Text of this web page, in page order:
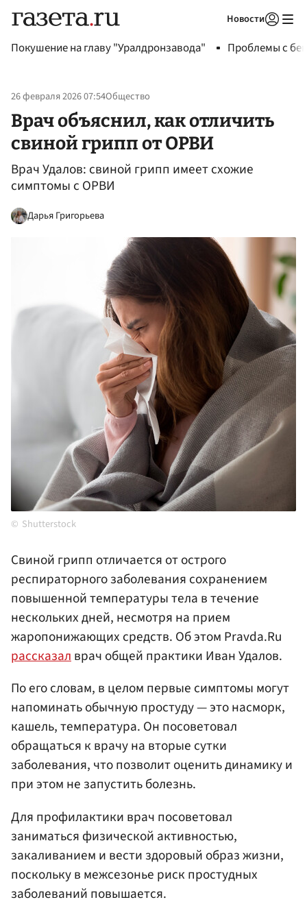
Новости
Покушение на главу "Уралдронзавода" Проблемы с
26 февраля 2026 07:54Общество
Врач объяснил, как отличить
свиной грипп от ОРВИ
Врач Удалов: свиной грипп имеет схожие
симптомы с ОРВИ
Дарья Григорьева
Shutterstock
Свиной грипп отличается от острого
респираторного заболевания сохранением
повышенной температуры тела в течение
нескольких дней, несмотря на прием
жаропонижающих средств. Об этом Pravda.Ru
рассказалврач общей практики Иван Удалов.
По его словам, в целом первые симптомы могут
напоминать обычную простуду — это насморк,
кашель, температура. Он посоветовал
обращаться к врачу на вторые сутки
заболевания, что позволит оценить динамику и
при этом не запустить болезнь.
Для профилактики врач посоветовал
заниматься физической активностью,
закаливанием и вести здоровый образ жизни,
поскольку в межсезонье риск простудных
заболеваний повышается.